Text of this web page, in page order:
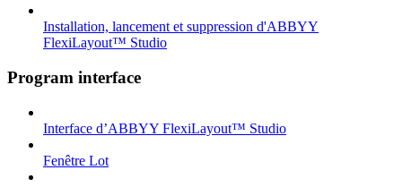
Installation, lancement et suppression d'ABBYY
FlexiLayout™ Studio
Program interface
Interface d’ABBYY FlexiLayout™ Studio
Fenêtre Lot